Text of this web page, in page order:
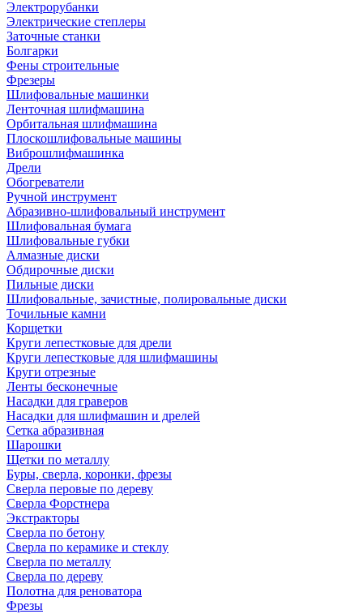
Электрорубанки
Электрические степлеры
Заточные станки
Болгарки
Фены строительные
Фрезеры
Шлифовальные машинки
Ленточная шлифмашина
Орбитальная шлифмашина
Плоскошлифовальные машины
Виброшлифмашинка
Дрели
Обогреватели
Ручной инструмент
Абразивно-шлифовальный инструмент
Шлифовальная бумага
Шлифовальные губки
Алмазные диски
Обдирочные диски
Пильные диски
Шлифовальные, зачистные, полировальные диски
Точильные камни
Корщетки
Круги лепестковые для дрели
Круги лепестковые для шлифмашины
Круги отрезные
Ленты бесконечные
Насадки для граверов
Насадки для шлифмашин и дрелей
Сетка абразивная
Шарошки
Щетки по металлу
Буры, сверла, коронки, фрезы
Сверла перовые по дереву
Сверла Форстнера
Экстракторы
Сверла по бетону
Сверла по керамике и стеклу
Сверла по металлу
Сверла по дереву
Полотна для реноватора
Фрезы